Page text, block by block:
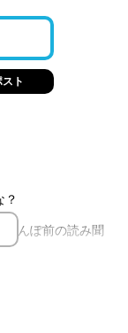
スト
？
さんぽ前の読み聞